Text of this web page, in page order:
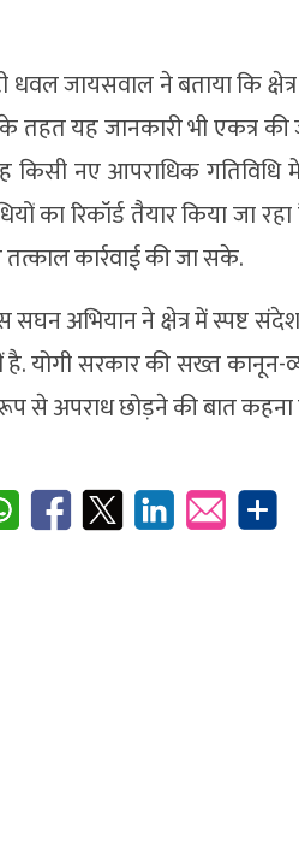
धवल जायसवाल ने बताया कि
तहत यह जानकारी भी एकत्र की
नए आपराधिक गतिविधि में
का रिकॉर्ड तैयार किया जा
कार्रवाई की जा सके.
अभियान ने क्षेत्र में स्पष्ट
योगी सरकार की सख्त कानून-
से अपराध छोड़ने की बात कहना